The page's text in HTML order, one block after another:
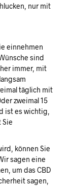
nur mit
einnehmen
sind
immer, mit
täglich mit
zweimal 15
ist es wichtig,
Sie
können Sie
sagen eine
um das CBD
sagen,